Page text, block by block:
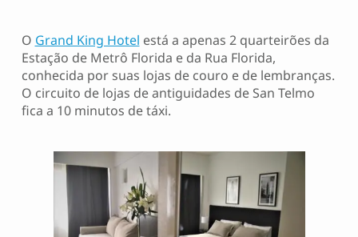
O Grand King Hotel está a apenas 2 quarteirões da
Estação de Metrô Florida e da Rua Florida,
conhecida por suas lojas de couro e de lembranças.
O circuito de lojas de antiguidades de San Telmo
fica a 10 minutos de táxi.